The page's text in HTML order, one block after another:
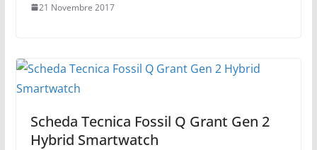
21 Novembre 2017
Scheda Tecnica Fossil Q Grant Gen 2
Hybrid Smartwatch